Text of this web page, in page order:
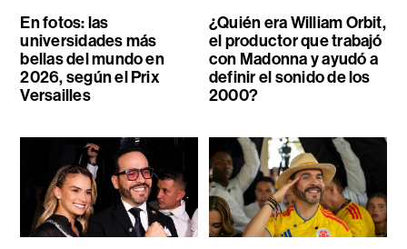
En fotos: las
universidades más
bellas del mundo en
2026, según el Prix
Versailles
¿Quién era William Orbit,
el productor que trabajó
con Madonna y ayudó a
definir el sonido de los
2000?